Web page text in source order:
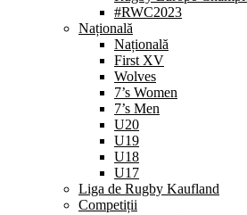
#RWC2023
Națională
Națională
First XV
Wolves
7’s Women
7’s Men
U20
U19
U18
U17
Liga de Rugby Kaufland
Competiții